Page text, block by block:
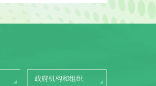
政府机构和组织